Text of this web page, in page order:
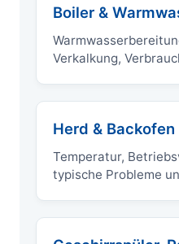
Boiler &
Verkalkung,
Herd & Backofen
Temperatur,
typische Probleme